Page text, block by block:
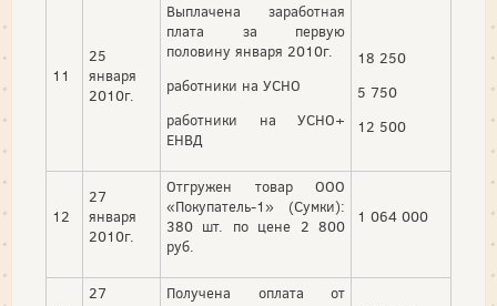
11
25
января
2010г.
Выплачена заработная
плата за первую
половину января 2010г.
работники на УСНО
работники на УСНО+
ЕНВД
18 250
5 750
12 500
12
27
января
2010г.
Отгружен товар ООО
«Покупатель-1» (Сумки):
380 шт. по цене 2 800
руб.
1 064 000
27
Получена оплата от